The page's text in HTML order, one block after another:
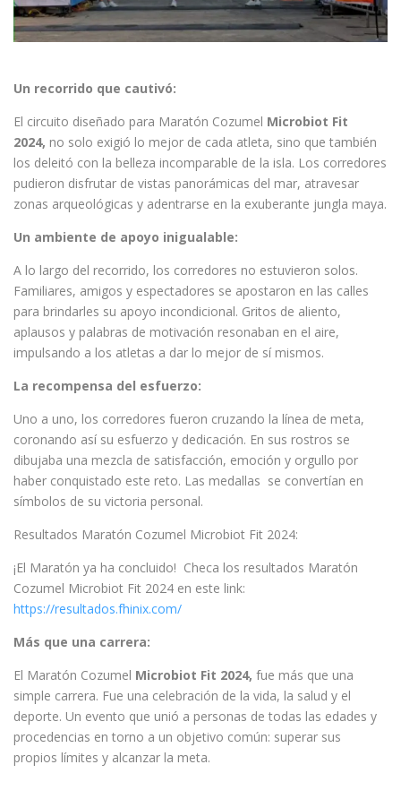
Un recorrido que cautivó:
El circuito diseñado para Maratón Cozumel Microbiot Fit
2024, no solo exigió lo mejor de cada atleta, sino que también
los deleitó con la belleza incomparable de la isla. Los corredores
pudieron disfrutar de vistas panorámicas del mar, atravesar
zonas arqueológicas y adentrarse en la exuberante jungla maya.
Un ambiente de apoyo inigualable:
A lo largo del recorrido, los corredores no estuvieron solos.
Familiares, amigos y espectadores se apostaron en las calles
para brindarles su apoyo incondicional. Gritos de aliento,
aplausos y palabras de motivación resonaban en el aire,
impulsando a los atletas a dar lo mejor de sí mismos.
La recompensa del esfuerzo:
Uno a uno, los corredores fueron cruzando la línea de meta,
coronando así su esfuerzo y dedicación. En sus rostros se
dibujaba una mezcla de satisfacción, emoción y orgullo por
haber conquistado este reto. Las medallas se convertían en
símbolos de su victoria personal.
Resultados Maratón Cozumel Microbiot Fit 2024:
¡El Maratón ya ha concluido! Checa los resultados Maratón
Cozumel Microbiot Fit 2024 en este link:
https://resultados.fhinix.com/
Más que una carrera:
El Maratón Cozumel Microbiot Fit 2024, fue más que una
simple carrera. Fue una celebración de la vida, la salud y el
deporte. Un evento que unió a personas de todas las edades y
procedencias en torno a un objetivo común: superar sus
propios límites y alcanzar la meta.